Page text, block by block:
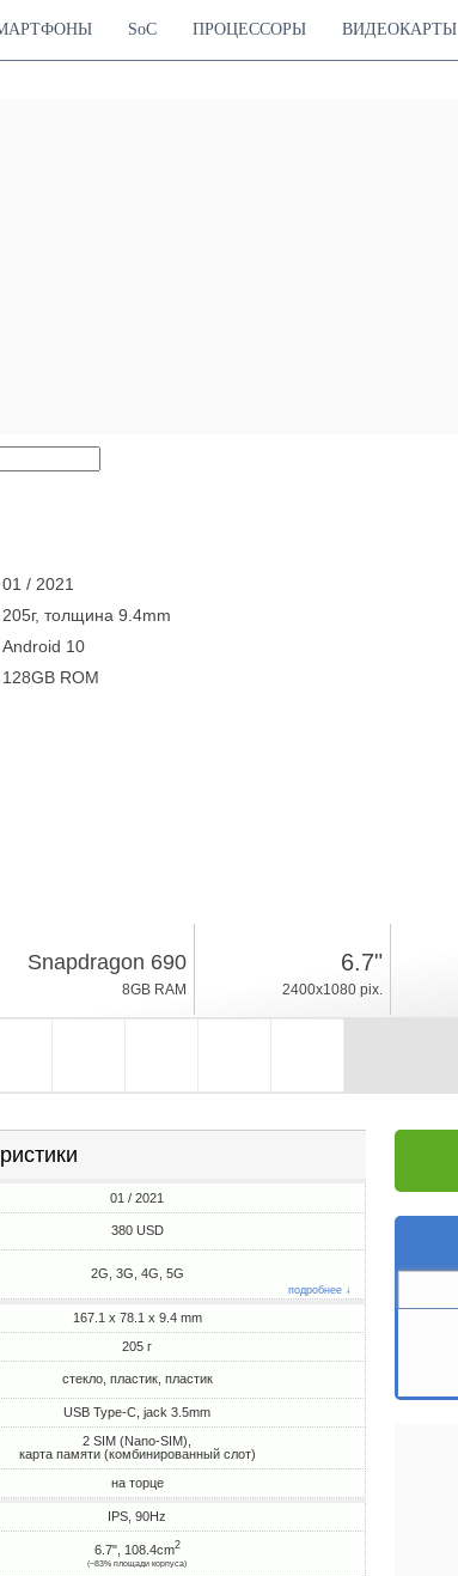
SoC ПРОЦЕССОРЫ ВИДЕОКАРТЫ
01 / 2021
205г, толщина 9.4mm
Android 10
128GB ROM
Snapdragon 690
8GB RAM
6.7"
2400x1080 pix.
01 / 2021
380 USD
2G, 3G, 4G, 5G
подробнее ↓
167.1 x 78.1 x 9.4 mm
205 г
стекло, пластик, пластик
USB Type-C, jack 3.5mm
2 SIM (Nano-SIM),
карта памяти (комбинированный слот)
на торце
IPS, 90Hz
6.7", 108.4cm2
(~83% площади корпуса)